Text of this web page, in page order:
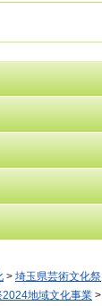
> 埼玉県芸術文化祭
地域文化事業 >